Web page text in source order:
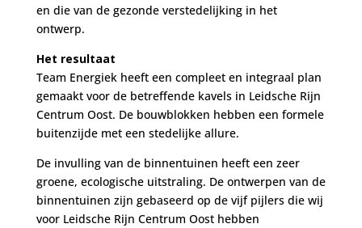
en die van de gezonde verstedelijking in het
ontwerp.
Het resultaat
Team Energiek heeft een compleet en integraal plan
gemaakt voor de betreffende kavels in Leidsche Rijn
Centrum Oost. De bouwblokken hebben een formele
buitenzijde met een stedelijke allure.
De invulling van de binnentuinen heeft een zeer
groene, ecologische uitstraling. De ontwerpen van de
binnentuinen zijn gebaseerd op de vijf pijlers die wij
voor Leidsche Rijn Centrum Oost hebben